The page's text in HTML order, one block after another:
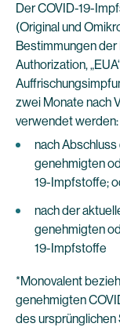
Der COVID-19-
(Original und
Bestimmungen
Authorization,
zwei Monate nach
verwendet werden:
nach
genehmigten
19-Impfstoffe;
nach der
genehmigten
19-Impfstoffe
*Monovalent
genehmigten
des